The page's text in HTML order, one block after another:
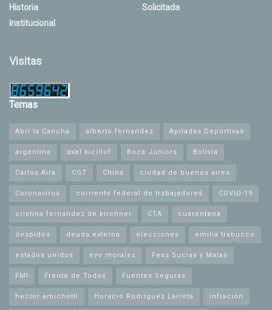
Historia
Institucional
Solicitada
Visitas
Temas
Abrí la Cancha alberto fernandez Apiladas Deportivas
argentina axel kicillof Boca Juniors Bolivia
Carlos Aira CGT China ciudad de buenos aires
Coronavirus corriente federal de trabajadores COVID-19
cristina fernandez de kirchner CTA cuarentena
despidos deuda externa elecciones emilia trabucco
estados unidos evo morales Feas Sucias y Malas
FMI Frente de Todos Fuentes Seguras
hector amichetti Horacio Rodríguez Larreta inflación